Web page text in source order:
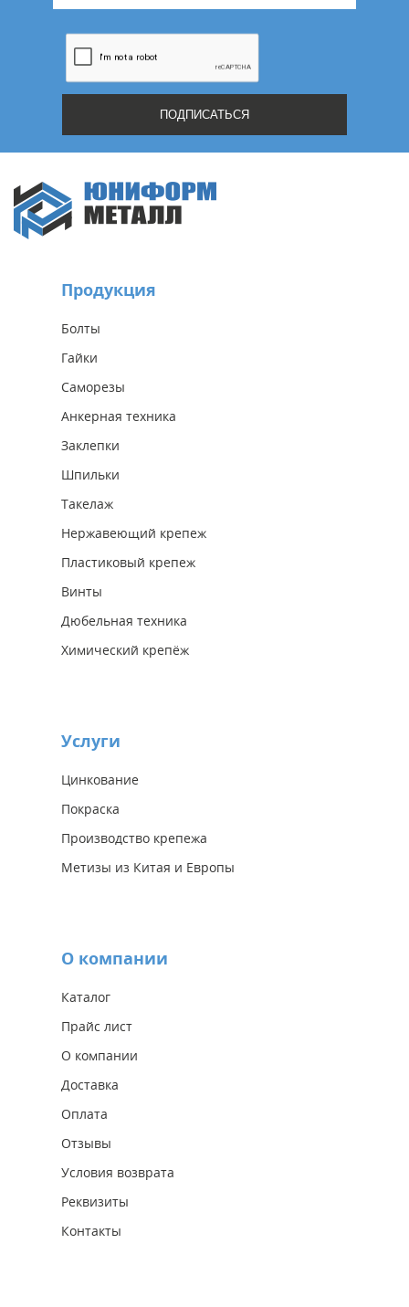
Продукция
Болты
Гайки
Саморезы
Анкерная техника
Заклепки
Шпильки
Такелаж
Нержавеющий крепеж
Пластиковый крепеж
Винты
Дюбельная техника
Химический крепёж
Услуги
Цинкование
Покраска
Производство крепежа
Метизы из Китая и Европы
О компании
Каталог
Прайс лист
О компании
Доставка
Оплата
Отзывы
Условия возврата
Реквизиты
Контакты